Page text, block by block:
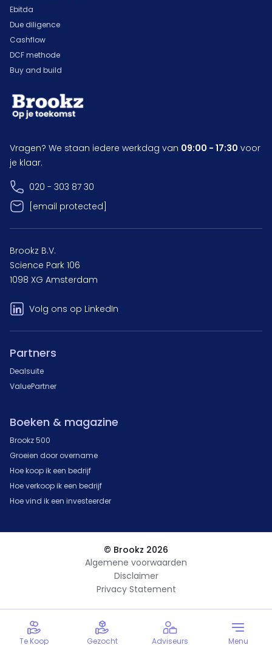
Te Koop Gezocht Adviseurs Menu
Ebitda
Due diligence
Cashflow
DCF methode
Buy and build
Vragen? We staan iedere werkdag van 09:00 - 17:30 voor
je klaar.
020 - 303 87 30
[email protected]
Brookz B.V.
Science Park 106
1098 XG Amsterdam
Volg ons op LinkedIn
Partners
Dealsuite
ValuePartner
Boeken & magazine
Brookz 500
Groeien door overname
Hoe koop ik een bedrijf
Hoe verkoop ik een bedrijf
Hoe vind ik een investeerder
© Brookz 2026
Algemene voorwaarden
Disclaimer
Privacy Statement